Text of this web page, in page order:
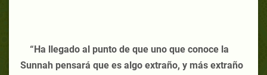
“Ha llegado al punto de que uno que conoce la
Sunnah pensará que es algo extraño, y más extraño